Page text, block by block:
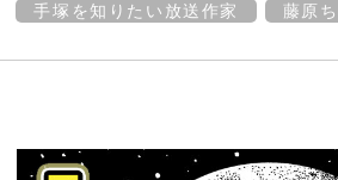
手塚を知りたい放送作家
藤原